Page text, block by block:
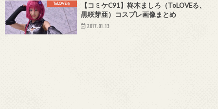
ToLOVEる
【コミケC91】柊木ましろ（ToLOVEる、
黒咲芽亜）コスプレ画像まとめ
2017.01.13